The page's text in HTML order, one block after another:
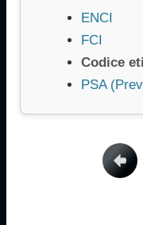
ENCI
FCI
Codice
PSA